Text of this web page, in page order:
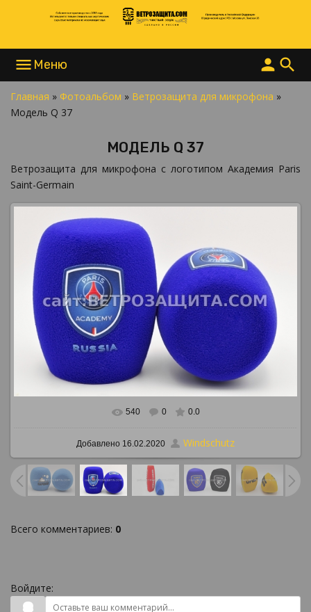
menu search
person
Главная » Фотоальбом » Ветрозащита для микрофона »
Модель Q 37
МОДЕЛЬ Q 37
Ветрозащита для микрофона с логотипом Академия Paris
Saint-Germain
В реальном размере 886x591
540 0 0.0
Добавлено 16.02.2020 Windschutz
Всего комментариев: 0
Войдите: